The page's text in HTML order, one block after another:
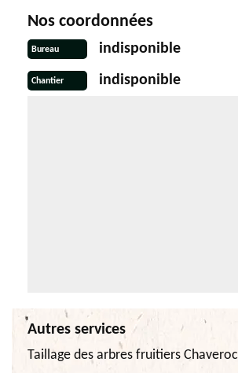
Nos coordonnées
Bureau indisponible
Chantier indisponible
Autres services
Taillage des arbres fruitiers